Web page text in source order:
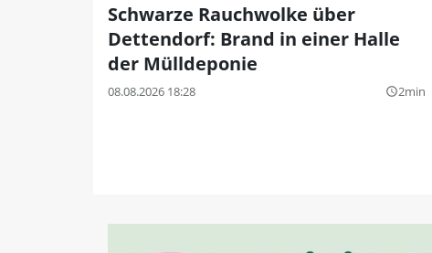
Schwarze Rauchwolke über
Dettendorf: Brand in einer Halle
der Mülldeponie
08.08.2026 18:28 query_builder2min